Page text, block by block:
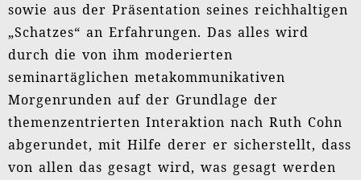
sowie aus der Präsentation seines reichhaltigen
„Schatzes“ an Erfahrungen. Das alles wird
durch die von ihm moderierten
seminartäglichen metakommunikativen
Morgenrunden auf der Grundlage der
themenzentrierten Interaktion nach Ruth Cohn
abgerundet, mit Hilfe derer er sicherstellt, dass
von allen das gesagt wird, was gesagt werden